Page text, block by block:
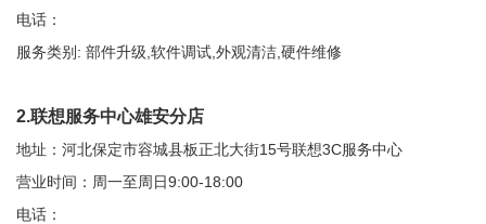
电话：
服务类别: 部件升级,软件调试,外观清洁,硬件维修
2.联想服务中心雄安分店
地址：河北保定市容城县板正北大街15号联想3C服务中心
营业时间：周一至周日9:00-18:00
电话：